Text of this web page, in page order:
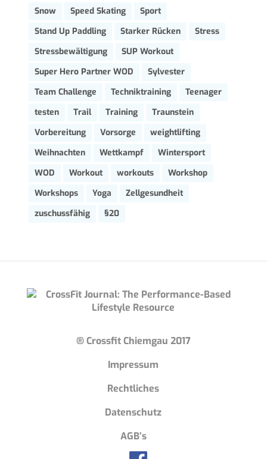
Snow
Speed Skating
Sport
Stand Up Paddling
Starker Rücken
Stress
Stressbewältigung
SUP Workout
Super Hero Partner WOD
Sylvester
Team Challenge
Techniktraining
Teenager
testen
Trail Training
Traunstein
Vorbereitung
Vorsorge
weightlifting
Weihnachten
Wettkampf
Wintersport
WOD
Workout workouts
Workshop
Workshops
Yoga
Zellgesundheit
zuschussfähig
§20
® Crossfit Chiemgau 2017
Impressum
Rechtliches
Datenschutz
AGB’s